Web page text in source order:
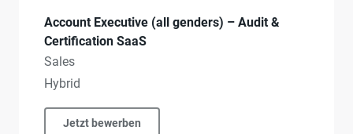
Account Executive (all genders) – Audit &
Certification SaaS
Sales
Hybrid
Jetzt bewerben